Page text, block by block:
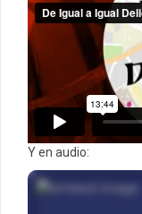
Y en audio: